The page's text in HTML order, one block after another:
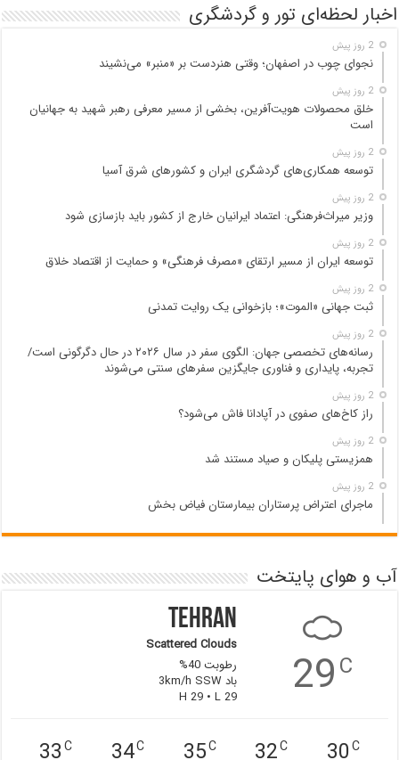
اخبار لحظه‌ای تور و گردشگری
2 روز پیش
نجوای چوب در اصفهان؛ وقتی هنردست بر «منبر» می‌نشیند
2 روز پیش
خلق محصولات هویت‌آفرین، بخشی از مسیر معرفی رهبر شهید به جهانیان
است
2 روز پیش
توسعه همکاری‌های گردشگری ایران و کشورهای شرق آسیا
2 روز پیش
وزیر میراث‌فرهنگی: اعتماد ایرانیان خارج از کشور باید بازسازی شود
2 روز پیش
توسعه ایران از مسیر ارتقای «مصرف فرهنگی» و حمایت از اقتصاد خلاق
2 روز پیش
ثبت جهانی «الموت»؛ بازخوانی یک روایت تمدنی
2 روز پیش
رسانه‌های تخصصی جهان: الگوی سفر در سال ۲۰۲۶ در حال دگرگونی است/
تجربه، پایداری و فناوری جایگزین سفرهای سنتی می‌شوند
2 روز پیش
راز کاخ‌های صفوی در آپادانا فاش می‌شود؟
2 روز پیش
همزیستی پلیکان و صیاد مستند شد
2 روز پیش
ماجرای اعتراض پرستاران بیمارستان فیاض بخش
آب و هوای پایتخت
29C
Tehran
Scattered Clouds
رطوبت 40%
باد 3km/h SSW
H 29 • L 29
30C
32C
35C
34C
33C